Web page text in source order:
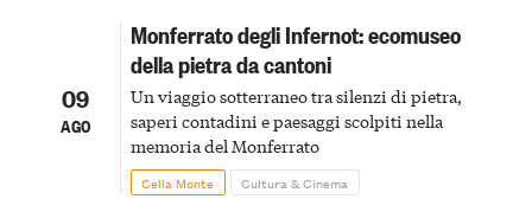
09
AGO
Monferrato degli Infernot: ecomuseo
della pietra da cantoni
Un viaggio sotterraneo tra silenzi di pietra,
saperi contadini e paesaggi scolpiti nella
memoria del Monferrato
Cella Monte Cultura & Cinema